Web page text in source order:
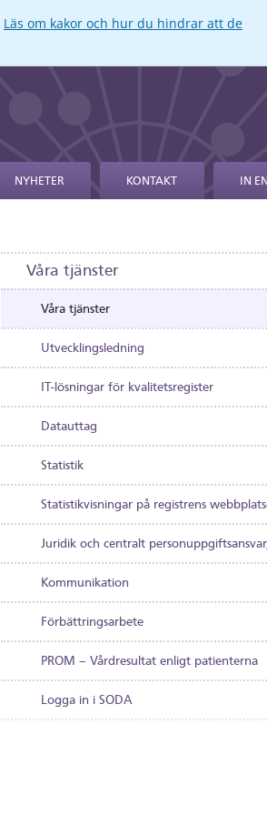
Läs om kakor och hur du hindrar att de
NYHETER KONTAKT IN
Våra tjänster
Våra tjänster
Utvecklingsledning
IT-lösningar för kvalitetsregister
Datauttag
Statistik
Statistikvisningar på registrens
Juridik och centralt
Kommunikation
Förbättringsarbete
PROM – Vårdresultat enligt patienterna
Logga in i SODA